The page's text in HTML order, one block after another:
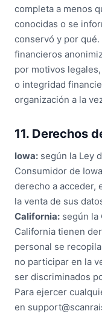
completa a menos
conocidas o se
conservó y por
financieros
por motivos
o integridad
organización a la
11. Derechos
Iowa: según la Ley
Consumidor de
derecho a acceder,
la venta de sus
California: según la
California tienen
personal se
no participar en la
ser discriminados
Para ejercer
en